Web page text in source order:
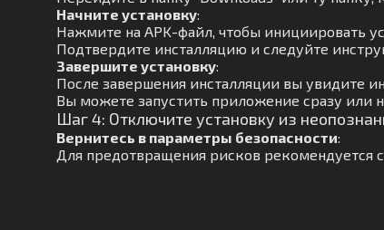
Начните установку:
Нажмите на APK-файл, чтобы инициировать
Подтвердите инсталляцию и следуйте
Завершите установку:
После завершения инсталляции вы увидите
Вы можете запустить приложение сразу или
Шаг 4: Отключите установку из
Вернитесь в параметры безопасности:
Для предотвращения рисков рекомендуется